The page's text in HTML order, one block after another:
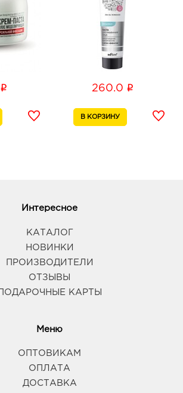
i 260.0 i
Интересное
КАТАЛОГ
НОВИНКИ
ПРОИЗВОДИТЕЛИ
ОТЗЫВЫ
ПОДАРОЧНЫЕ КАРТЫ
Меню
ОПТОВИКАМ
ОПЛАТА
ДОСТАВКА